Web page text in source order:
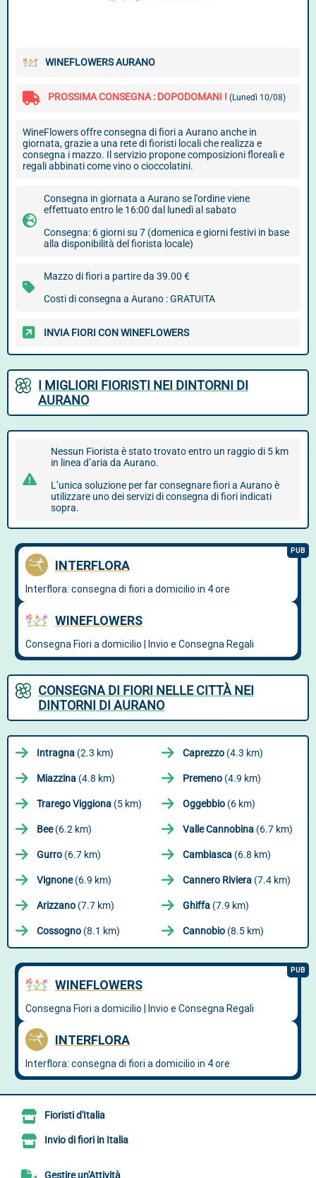
WINEFLOWERS AURANO
PROSSIMA CONSEGNA : DOPODOMANI ! (Lunedì 10/08)
WineFlowers offre consegna di fiori a Aurano anche in
giornata, grazie a una rete di fioristi locali che realizza e
consegna i mazzo. Il servizio propone composizioni floreali e
regali abbinati come vino o cioccolatini.
Consegna in giornata a Aurano se l'ordine viene
effettuato entro le 16:00 dal lunedì al sabato
Consegna: 6 giorni su 7 (domenica e giorni festivi in base
alla disponibilità del fiorista locale)
Mazzo di fiori a partire da 39.00 €
Costi di consegna a Aurano : GRATUITA
INVIA FIORI CON WINEFLOWERS
I MIGLIORI FIORISTI NEI DINTORNI DI
AURANO
Nessun Fiorista è stato trovato entro un raggio di 5 km
in linea d’aria da Aurano.
L’unica soluzione per far consegnare fiori a Aurano è
utilizzare uno dei servizi di consegna di fiori indicati
sopra.
CONSEGNA DI FIORI NELLE CITTÀ NEI
DINTORNI DI AURANO
Intragna (2.3 km) Caprezzo (4.3 km)
Miazzina (4.8 km) Premeno (4.9 km)
Trarego Viggiona (5 km) Oggebbio (6 km)
Bee(6.2 km) Valle Cannobina (6.7 km)
Gurro (6.7 km) Cambiasca (6.8 km)
Vignone(6.9 km) Cannero Riviera (7.4 km)
Arizzano (7.7 km) Ghiffa (7.9 km)
Cossogno (8.1 km) Cannobio (8.5 km)
Fioristi d'Italia
Invio di fiori in Italia
Gestire un'Attività